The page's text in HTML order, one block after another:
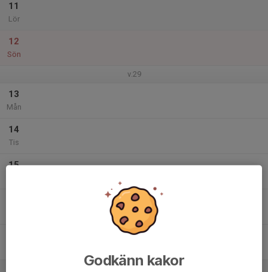
11
Lör
12
Sön
v.29
13
Mån
14
Tis
15
Godkänn kakor